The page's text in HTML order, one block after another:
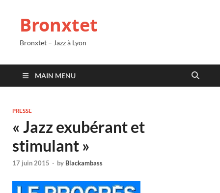
Bronxtet
Bronxtet – Jazz à Lyon
MAIN MENU
PRESSE
« Jazz exubérant et
stimulant »
17 juin 2015 - by Blackambass